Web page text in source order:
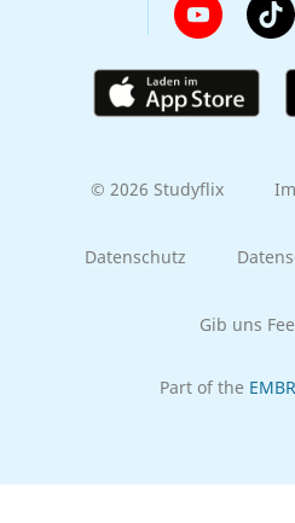
© 2026 Studyflix
Datenschutz
Gib uns
Part of the